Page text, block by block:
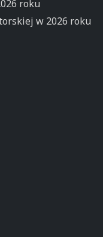
roku
w 2026 roku